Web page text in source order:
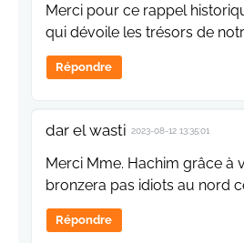
Merci pour ce rappel
qui dévoile les trésors de
Répondre
dar el wasti 2023-08-12 13:35:01
Merci Mme. Hachim grâce à
bronzera pas idiots au nord
Répondre